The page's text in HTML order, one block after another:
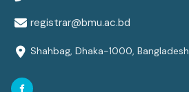
registrar@bmu.ac.bd
Shahbag, Dhaka-1000, Bangladesh